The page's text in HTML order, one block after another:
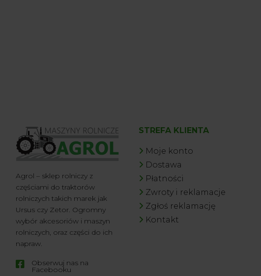
Agrol – sklep rolniczy z
częściami do traktorów
rolniczych takich marek jak
Ursus czy Zetor. Ogromny
wybór akcesoriów i maszyn
rolniczych, oraz części do ich
napraw.
 Obserwuj nas na
Facebooku
STREFA KLIENTA
Moje konto
Dostawa
Płatności
Zwroty i reklamacje
Zgłoś reklamację
Kontakt